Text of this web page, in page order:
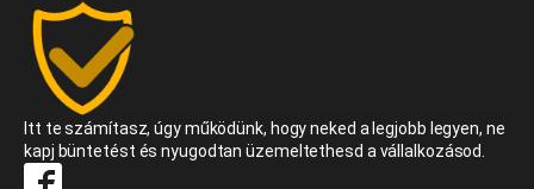
Itt te számítasz, úgy működünk, hogy neked a legjobb legyen, ne
kapj büntetést és nyugodtan üzemeltethesd a vállalkozásod.